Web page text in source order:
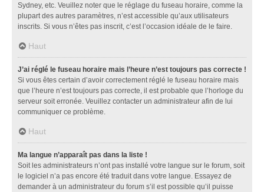
Sydney, etc. Veuillez noter que le réglage du fuseau horaire, comme la
plupart des autres paramètres, n’est accessible qu’aux utilisateurs
inscrits. Si vous n’êtes pas inscrit, c’est l’occasion idéale de le faire.
Haut
J’ai réglé le fuseau horaire mais l’heure n’est toujours pas correcte !
Si vous êtes certain d’avoir correctement réglé le fuseau horaire mais
que l’heure n’est toujours pas correcte, il est probable que l’horloge du
serveur soit erronée. Veuillez contacter un administrateur afin de lui
communiquer ce problème.
Haut
Ma langue n’apparaît pas dans la liste !
Soit les administrateurs n’ont pas installé votre langue sur le forum, soit
le logiciel n’a pas encore été traduit dans votre langue. Essayez de
demander à un administrateur du forum s’il est possible qu’il puisse